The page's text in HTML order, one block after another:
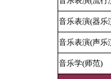
音乐表演(器乐
音乐表演(声乐
音乐学(师范)